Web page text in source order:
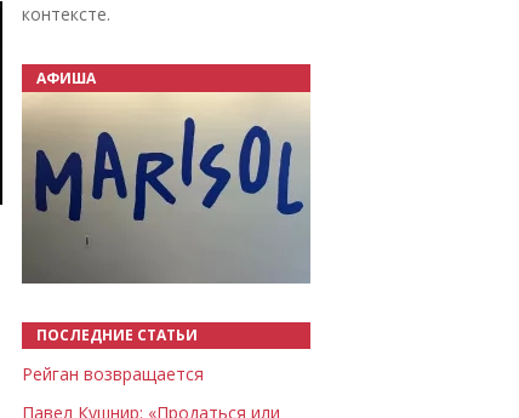
контексте.
АФИША
ПОСЛЕДНИЕ СТАТЬИ
Рейган возвращается
Павел Кушнир: «Продаться или